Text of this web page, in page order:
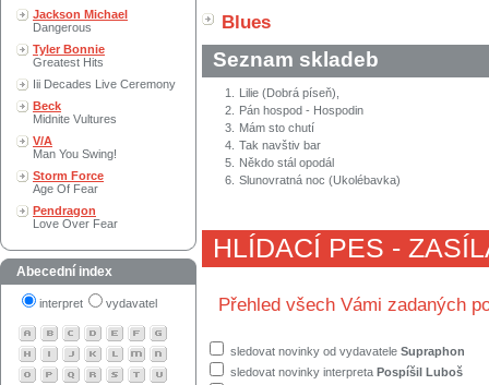
Jackson Michael
Dangerous
Tyler Bonnie
Greatest Hits
Iii Decades Live Ceremony
Beck
Midnite Vultures
V/A
Man You Swing!
Storm Force
Age Of Fear
Pendragon
Love Over Fear
Abecední index
interpret vydavatel
Blues
Seznam skladeb
1.
Lilie (Dobrá píseň),
2.
Pán hospod - Hospodin
3.
Mám sto chutí
4. Tak navštiv bar
5.
Někdo stál opodál
6. Slunovratná noc (Ukolébavka)
HLÍDACÍ PES -
Přehled všech Vámi zadaných
sledovat novinky od vydavatele Supraphon
sledovat novinky interpreta Pospíšil Luboš